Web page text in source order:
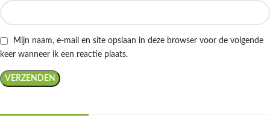
Mijn naam, e-mail en site opslaan in deze browser voor de volgende
keer wanneer ik een reactie plaats.